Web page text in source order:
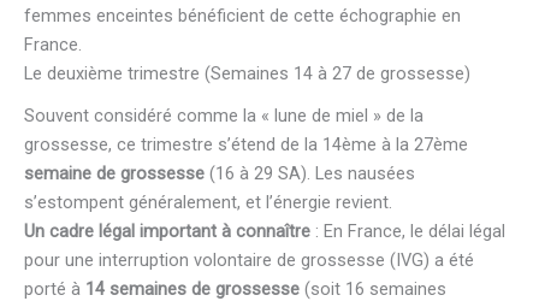
femmes enceintes bénéficient de cette échographie en
France.
Le deuxième trimestre (Semaines 14 à 27 de grossesse)
Souvent considéré comme la « lune de miel » de la
grossesse, ce trimestre s’étend de la 14ème à la 27ème
semaine de grossesse (16 à 29 SA). Les nausées
s’estompent généralement, et l’énergie revient.
Un cadre légal important à connaître : En France, le délai légal
pour une interruption volontaire de grossesse (IVG) a été
porté à 14 semaines de grossesse (soit 16 semaines